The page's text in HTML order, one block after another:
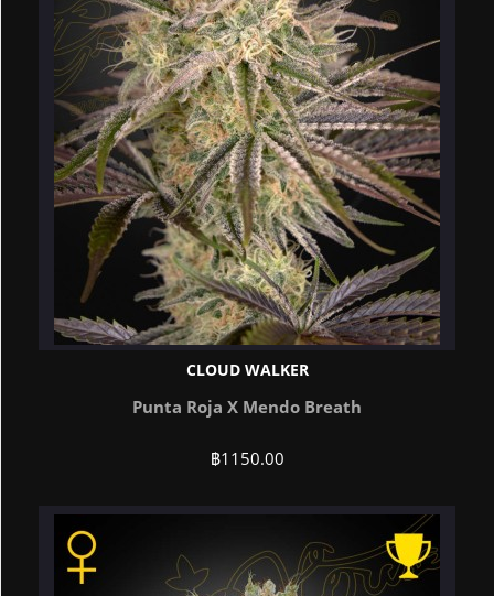
CLOUD WALKER
Punta Roja X Mendo Breath
฿1150.00